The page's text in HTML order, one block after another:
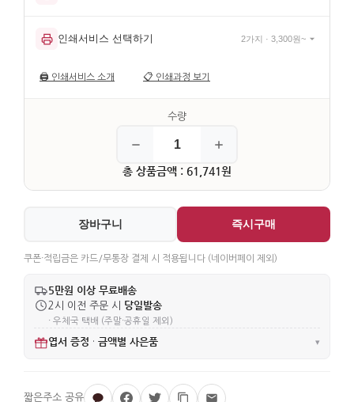
인쇄서비스 선택하기 2가지 · 3,300원~
🖨️ 인쇄서비스 소개 📋 인쇄과정 보기
총 상품금액 : 61,741원
장바구니 즉시구매
쿠폰·적립금은 카드/무통장 결제 시 적용됩니다 (네이버페이 제외)
5만원 이상 무료배송
2시 이전 주문 시 당일발송
· 우체국 택배 (주말·공휴일 제외)
엽서 증정 · 금액별 사은품 ▾